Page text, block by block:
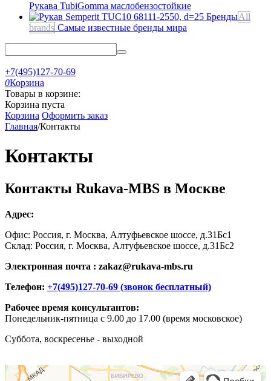
Рукава TubiGomma маслобензостойкие
БрендыAll
brands Самые известные бренды мира
+7(495)127-70-69
0Корзина
Товары в корзине:
Корзина пуста
Корзина Оформить заказ
Главная/Контакты
Контакты
Контакты Rukava-MBS в Москве
Адрес:
Офис: Россия, г. Москва, Алтуфьевское шоссе, д.31Бс1
Склад: Россия, г. Москва, Алтуфьевское шоссе, д.31Бс2
Электронная почта : zakaz@rukava-mbs.ru
Телефон: +7(495)127-70-69 (звонок бесплатный)
Рабочее время консультантов:
Понедельник-пятница с 9.00 до 17.00 (время московское)
Суббота, воскресенье - выходной